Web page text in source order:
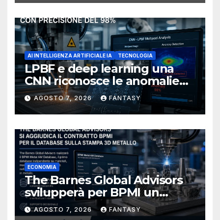
AI INTELLIGENZA ARTIFICIALE IA TECNOLOGIA
LPBF e deep learning una
CNN riconosce le anomalie
del bagno di fusione
AGOSTO 7, 2026 FANTASY
ECONOMIA
The Barnes Global Advisors
svilupperà per BPMI un
database per la stampa 3D
metallica destinata alla filiera
AGOSTO 7, 2026 FANTASY